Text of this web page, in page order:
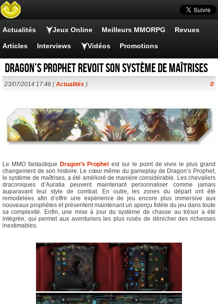
Actualités Jeux Online Meilleurs MMORPG Revues
Articles Interviews Vidéos Promotions
Dragon’s Prophet revoit son système de maîtrises
23/07/2014 17:46 (Actualités ) 0
Le MMO fantastique Dragon’s Prophet est sur le point de vivre le plus grand
changement de son histoire. Le cœur même du gameplay de Dragon’s Prophet,
le système de maîtrises, a été amélioré de manière considérable. Les chevaliers
draconiques d’Auratia peuvent maintenant personnaliser comme jamais
auparavant leur style de combat. En outre, les zones du départ ont été
remodelées afin d’offrir une expérience de jeu encore plus immersive aux
nouveaux prophètes et présentent maintenant un aperçu fidèle du jeu dans toute
sa complexité. Enfin, une mise à jour du système de chasse au trésor a été
intégrée, qui permet aux aventuriers les plus rusés de dénicher des richesses
inestimables.